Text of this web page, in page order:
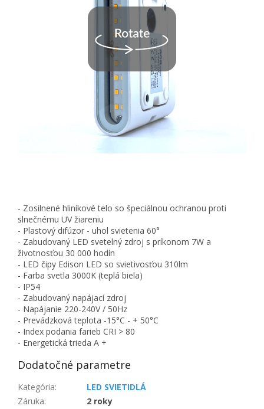
- Zosilnené hliníkové telo so špeciálnou ochranou proti
slnečnému UV žiareniu
- Plastový difúzor - uhol svietenia 60°
- Zabudovaný LED svetelný zdroj s príkonom 7W a
životnosťou 30 000 hodín
- LED čipy Edison LED so svietivosťou 310lm
- Farba svetla 3000K (teplá biela)
- IP54
- Zabudovaný napájací zdroj
- Napájanie 220-240V / 50Hz
- Prevádzková teplota -15°C - + 50°C
- Index podania farieb CRI > 80
- Energetická trieda A +
Dodatočné parametre
Kategória:
LED SVIETIDLÁ
Záruka:
2 roky